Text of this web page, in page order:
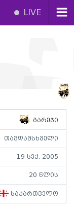
LIVE
გარეჯი
თავდამსხმელი
19 სექ. 2005
20 წლის
საქართველო